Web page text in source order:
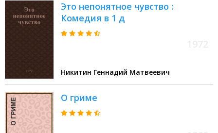
Это непонятное чувство :
Комедия в 1 д
Никитин Геннадий Матвеевич
О гриме